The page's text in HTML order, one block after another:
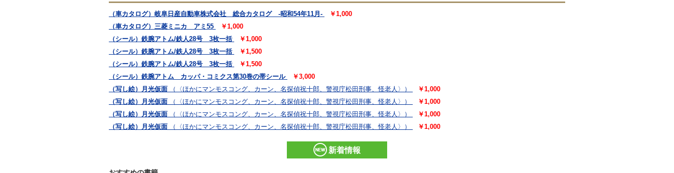
（車カタログ）岐阜日産自動車株式会社 総合カタログ -昭和54年11月-
￥1,000
（車カタログ）三菱ミニカ アミ55
￥1,000
（シール）鉄腕アトム/鉄人28号 3枚一括
￥1,000
（シール）鉄腕アトム/鉄人28号 3枚一括
￥1,500
（シール）鉄腕アトム/鉄人28号 3枚一括
￥1,500
（シール）鉄腕アトム カッパ・コミクス第30巻の帯シール
￥3,000
（写し絵）月光仮面
（〈ほかにマンモスコング、カーン、名探偵祝十郎、警視庁松田刑事、怪老人〉）
￥1,000
（写し絵）月光仮面
（〈ほかにマンモスコング、カーン、名探偵祝十郎、警視庁松田刑事、怪老人〉）
￥1,000
（写し絵）月光仮面
（〈ほかにマンモスコング、カーン、名探偵祝十郎、警視庁松田刑事、怪老人〉）
￥1,000
（写し絵）月光仮面
（〈ほかにマンモスコング、カーン、名探偵祝十郎、警視庁松田刑事、怪老人〉） ￥1,000
新着情報